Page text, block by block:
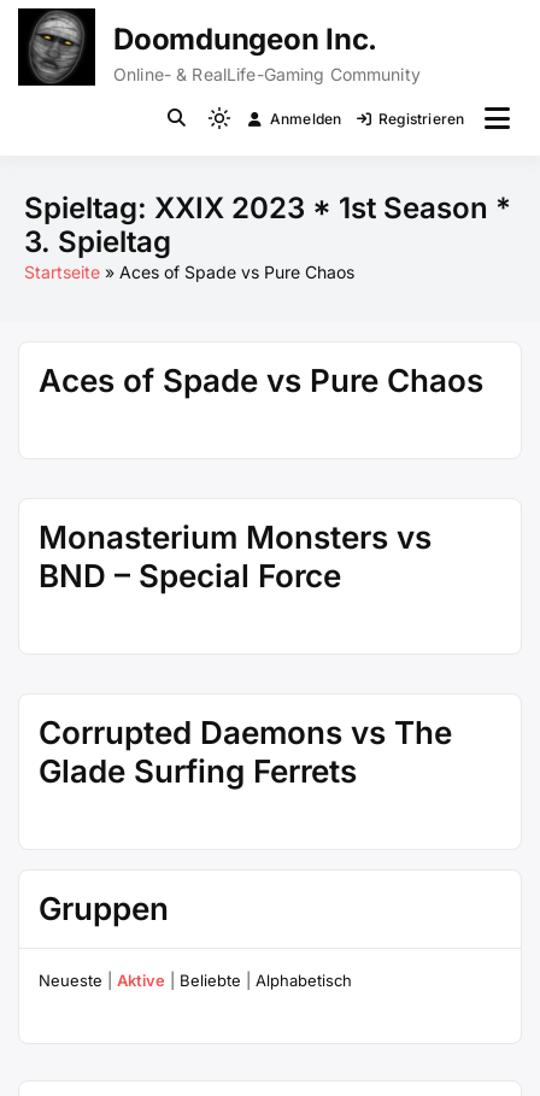
Zum
Inhalt
springen
Doomdungeon Inc.
Online- & RealLife-Gaming Community
Light
(click
to
to
Anmelden Registrieren
Spieltag: XXIX 2023 * 1st Season *
3. Spieltag
Startseite Aces of Spade vs Pure Chaos
Aces of Spade vs Pure Chaos
Monasterium Monsters vs
BND – Special Force
Corrupted Daemons vs The
Glade Surfing Ferrets
Gruppen
Neueste Aktive Beliebte Alphabetisch